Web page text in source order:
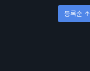
등록순 ↑